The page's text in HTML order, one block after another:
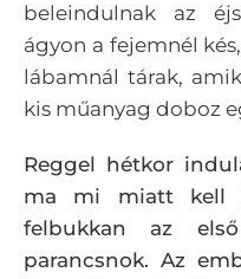
beleindulnak az
ágyon a fejemnél
lábamnál tárak,
kis műanyag doboz
Reggel hétkor
ma mi miatt kell
felbukkan az
parancsnok. Az